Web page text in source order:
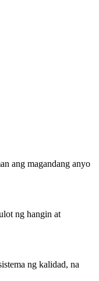
ang magandang anyo
ng hangin at
ng kalidad, na